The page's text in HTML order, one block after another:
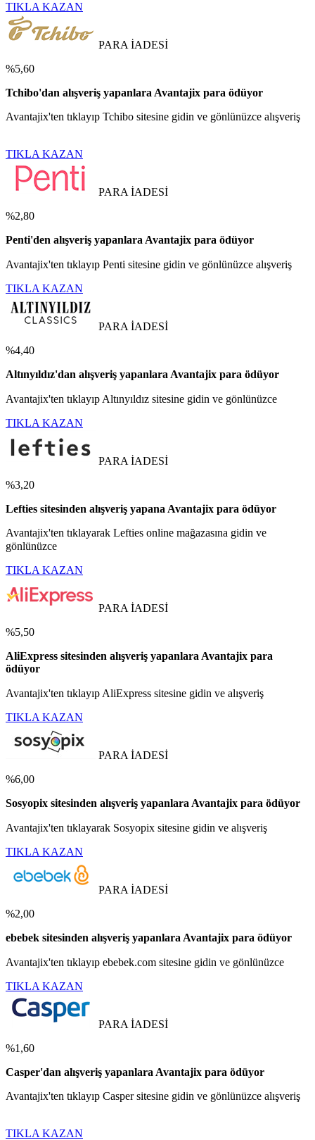
TIKLA KAZAN
PARA İADESİ
%5,60
Tchibo'dan alışveriş yapanlara Avantajix para ödüyor
Avantajix'ten tıklayıp Tchibo sitesine gidin ve gönlünüzce alışveriş
TIKLA KAZAN
PARA İADESİ
%2,80
Penti'den alışveriş yapanlara Avantajix para ödüyor
Avantajix'ten tıklayıp Penti sitesine gidin ve gönlünüzce alışveriş
TIKLA KAZAN
PARA İADESİ
%4,40
Altınyıldız'dan alışveriş yapanlara Avantajix para ödüyor
Avantajix'ten tıklayıp Altınyıldız sitesine gidin ve gönlünüzce
TIKLA KAZAN
PARA İADESİ
%3,20
Lefties sitesinden alışveriş yapana Avantajix para ödüyor
Avantajix'ten tıklayarak Lefties online mağazasına gidin ve
gönlünüzce
TIKLA KAZAN
PARA İADESİ
%5,50
AliExpress sitesinden alışveriş yapanlara Avantajix para
ödüyor
Avantajix'ten tıklayıp AliExpress sitesine gidin ve alışveriş
TIKLA KAZAN
PARA İADESİ
%6,00
Sosyopix sitesinden alışveriş yapanlara Avantajix para ödüyor
Avantajix'ten tıklayarak Sosyopix sitesine gidin ve alışveriş
TIKLA KAZAN
PARA İADESİ
%2,00
ebebek sitesinden alışveriş yapanlara Avantajix para ödüyor
Avantajix'ten tıklayıp ebebek.com sitesine gidin ve gönlünüzce
TIKLA KAZAN
PARA İADESİ
%1,60
Casper'dan alışveriş yapanlara Avantajix para ödüyor
Avantajix'ten tıklayıp Casper sitesine gidin ve gönlünüzce alışveriş
TIKLA KAZAN